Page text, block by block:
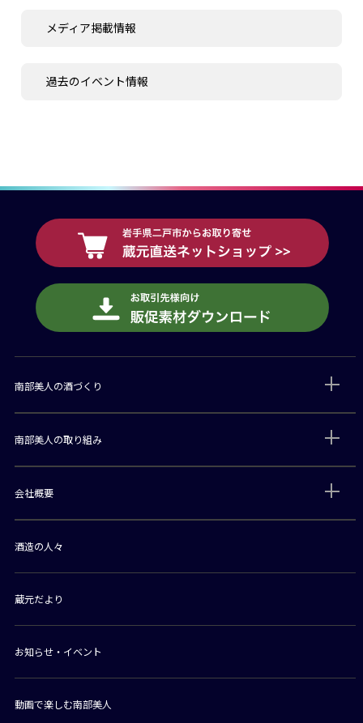
メディア掲載情報
過去のイベント情報
南部美人の酒づくり
南部美人の取り組み
会社概要
酒造の人々
蔵元だより
お知らせ・イベント
動画で楽しむ南部美人